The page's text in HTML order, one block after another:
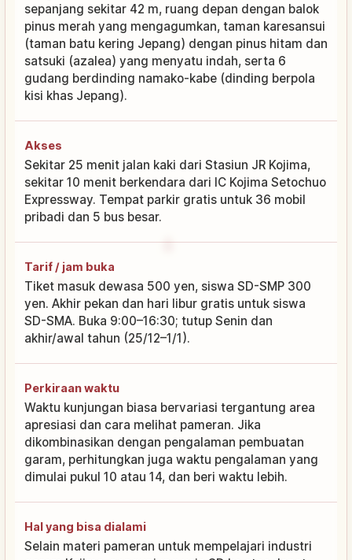
sepanjang sekitar 42 m, ruang depan dengan balok
pinus merah yang mengagumkan, taman karesansui
(taman batu kering Jepang) dengan pinus hitam dan
satsuki (azalea) yang menyatu indah, serta 6
gudang berdinding namako-kabe (dinding berpola
kisi khas Jepang).
Akses
Sekitar 25 menit jalan kaki dari Stasiun JR Kojima,
sekitar 10 menit berkendara dari IC Kojima Setochuo
Expressway. Tempat parkir gratis untuk 36 mobil
pribadi dan 5 bus besar.
Tarif / jam buka
Tiket masuk dewasa 500 yen, siswa SD-SMP 300
yen. Akhir pekan dan hari libur gratis untuk siswa
SD-SMA. Buka 9:00–16:30; tutup Senin dan
akhir/awal tahun (25/12–1/1).
Perkiraan waktu
Waktu kunjungan biasa bervariasi tergantung area
apresiasi dan cara melihat pameran. Jika
dikombinasikan dengan pengalaman pembuatan
garam, perhitungkan juga waktu pengalaman yang
dimulai pukul 10 atau 14, dan beri waktu lebih.
Hal yang bisa dialami
Selain materi pameran untuk mempelajari industri